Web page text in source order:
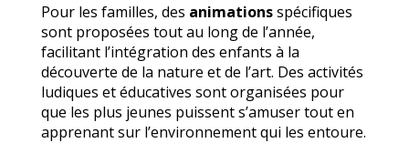
Pour les familles, des animationsspécifiques
sont proposées tout au long de l’année,
facilitant l’intégration des enfants à la
découverte de la nature et de l’art. Des activités
ludiques et éducatives sont organisées pour
que les plus jeunes puissent s’amuser tout en
apprenant sur l’environnement qui les entoure.